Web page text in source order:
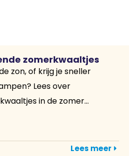
zomerkwaaltjes
zon, of krijg je sneller
Lees over
in de zomer...
Lees meer